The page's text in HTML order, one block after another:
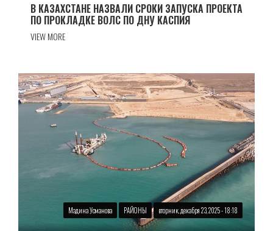
В КАЗАХСТАНЕ НАЗВАЛИ СРОКИ ЗАПУСКА ПРОЕКТА
ПО ПРОКЛАДКЕ ВОЛС ПО ДНУ КАСПИЯ
VIEW MORE
Мадина Усманова РАЙОНЫ вторник, декабря 23, 2025 - 18:18